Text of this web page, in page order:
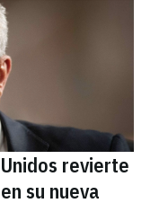
revierte
su nueva